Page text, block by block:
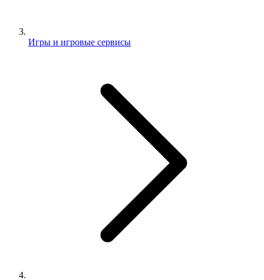
Игры и игровые сервисы